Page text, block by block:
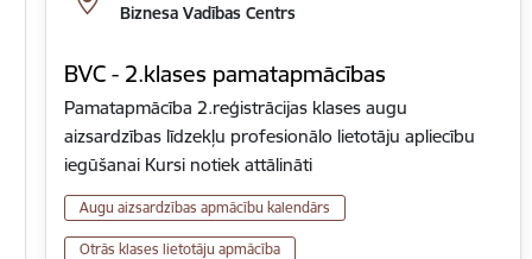
Biznesa Vadības Centrs
BVC - 2.klases pamatapmācības
Pamatapmācība 2.reģistrācijas klases augu
aizsardzības līdzekļu profesionālo lietotāju apliecību
iegūšanai Kursi notiek attālināti
Augu aizsardzības apmācību kalendārs
Otrās klases lietotāju apmācība